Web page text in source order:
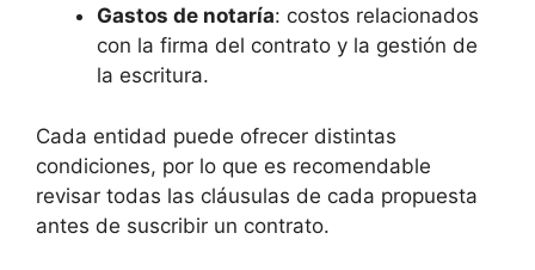
Gastos de notaría:⁢ costos relacionados
con la firma ⁢del contrato y la gestión de
la ​escritura.
Cada entidad puede ofrecer distintas
condiciones, por lo ⁢que es recomendable
revisar todas las cláusulas de cada ⁣propuesta
antes‍ de suscribir un contrato.